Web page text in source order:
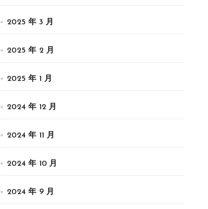
2025 年 3 月
2025 年 2 月
2025 年 1 月
2024 年 12 月
2024 年 11 月
2024 年 10 月
2024 年 9 月